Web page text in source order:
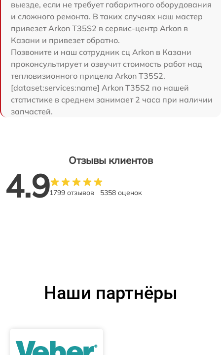
выезде, если не требует габаритного оборудования
и сложного ремонта. В таких случаях наш мастер
привезет Arkon T35S2 в сервис-центр Arkon в
Казани и привезет обратно.
Позвоните и наш сотрудник сц Arkon в Казани
проконсультирует и озвучит стоимость работ над
тепловизионного прицела Arkon T35S2.
[dataset:services:name] Arkon T35S2 по нашей
статистике в среднем занимает 2 часа при наличии
запчастей.
Отзывы клиентов
4.91799 отзывов 5358 оценок
Наши партнёры